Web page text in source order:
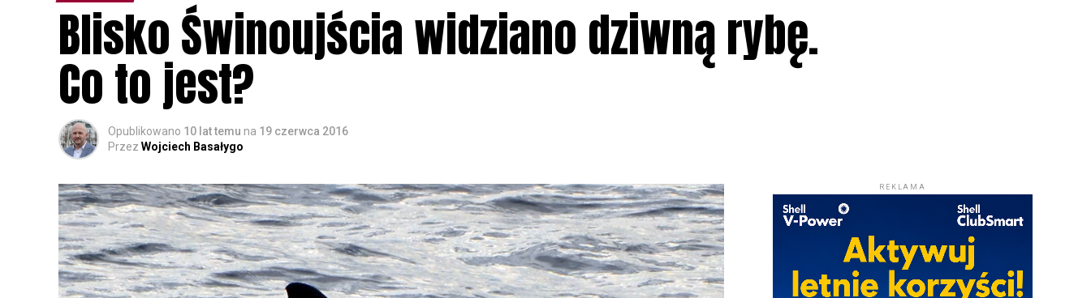
Blisko Świnoujścia widziano dziwną rybę.
Co to jest?
Opublikowano 10 lat temu na 19 czerwca 2016
Przez Wojciech Basałygo
REKLAMA